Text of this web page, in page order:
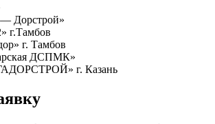
Дорстрой»
г.Тамбов
г. Тамбов
ДСПМК»
г. Казань